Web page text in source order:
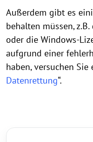
Außerdem gibt es
behalten müssen,
oder die Windows-
aufgrund einer
haben, versuchen
Datenrettung“.